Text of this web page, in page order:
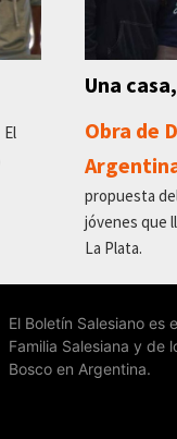
El
Una
Obra de
propuesta
jóvenes que
La Plata.
El Boletín Salesiano es
Familia Salesiana y de
Bosco en Argentina.